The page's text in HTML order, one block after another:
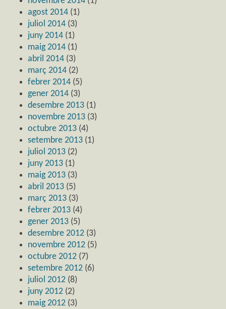
agost 2014 (1)
juliol 2014 (3)
juny 2014 (1)
maig 2014 (1)
abril 2014 (3)
març 2014 (2)
febrer 2014 (5)
gener 2014 (3)
desembre 2013 (1)
novembre 2013 (3)
octubre 2013 (4)
setembre 2013 (1)
juliol 2013 (2)
juny 2013 (1)
maig 2013 (3)
abril 2013 (5)
març 2013 (3)
febrer 2013 (4)
gener 2013 (5)
desembre 2012 (3)
novembre 2012 (5)
octubre 2012 (7)
setembre 2012 (6)
juliol 2012 (8)
juny 2012 (2)
maig 2012 (3)